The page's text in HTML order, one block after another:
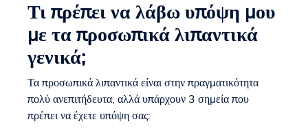
Τι πρέπει να λάβω υπόψη μου
με τα προσωπικά λιπαντικά
γενικά;
Τα προσωπικά λιπαντικά είναι στην πραγματικότητα
πολύ ανεπιτήδευτα, αλλά υπάρχουν 3 σημεία που
πρέπει να έχετε υπόψη σας: